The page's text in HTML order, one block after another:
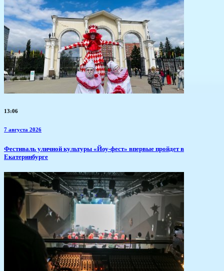
13:06
7 августа 2026
​Фестиваль уличной культуры «Йоу-фест» впервые пройдет в
Екатеринбурге